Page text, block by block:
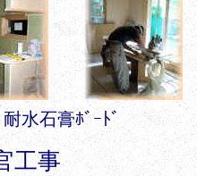
水石膏ﾎﾞｰﾄﾞ
工事